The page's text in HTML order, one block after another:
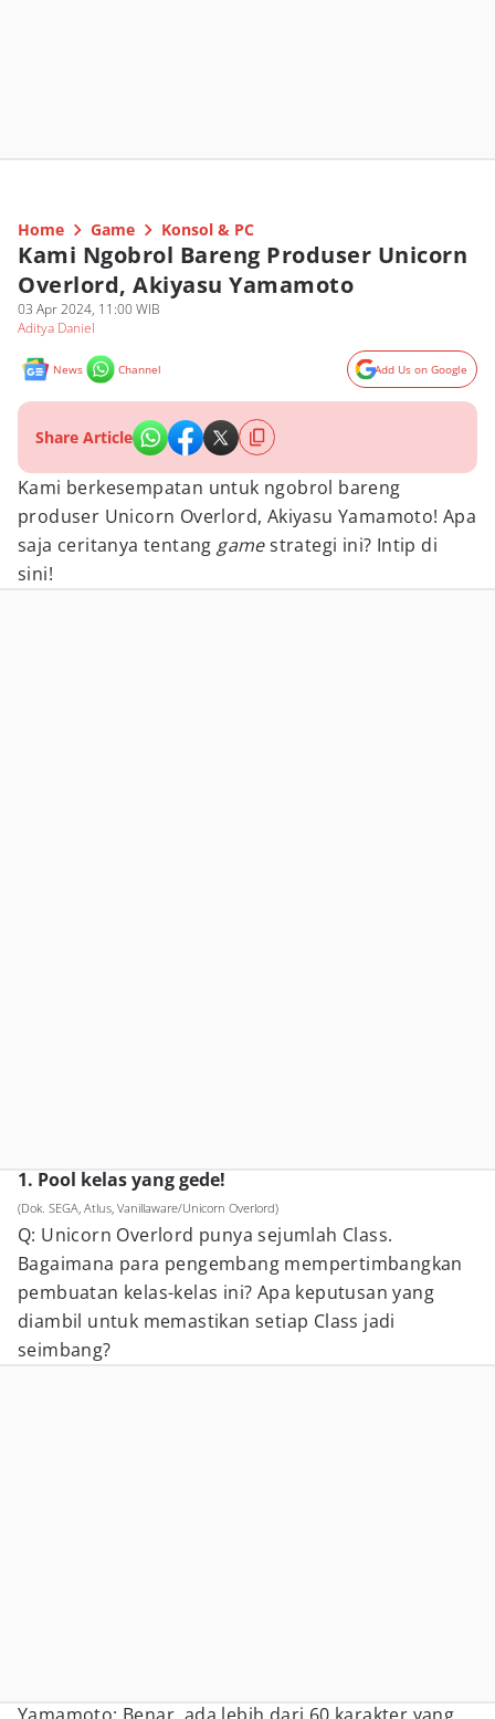
Home Game Konsol & PC
Kami Ngobrol Bareng Produser Unicorn
Overlord, Akiyasu Yamamoto
03 Apr 2024, 11:00 WIB
Aditya Daniel
News Channel Add Us on Google
Share Article
Kami berkesempatan untuk ngobrol bareng
produser Unicorn Overlord, Akiyasu Yamamoto! Apa
saja ceritanya tentang gamestrategi ini? Intip di
sini!
1. Pool kelas yang gede!
(Dok. SEGA, Atlus, Vanillaware/Unicorn Overlord)
Q: Unicorn Overlord punya sejumlah Class.
Bagaimana para pengembang mempertimbangkan
pembuatan kelas-kelas ini? Apa keputusan yang
diambil untuk memastikan setiap Class jadi
seimbang?